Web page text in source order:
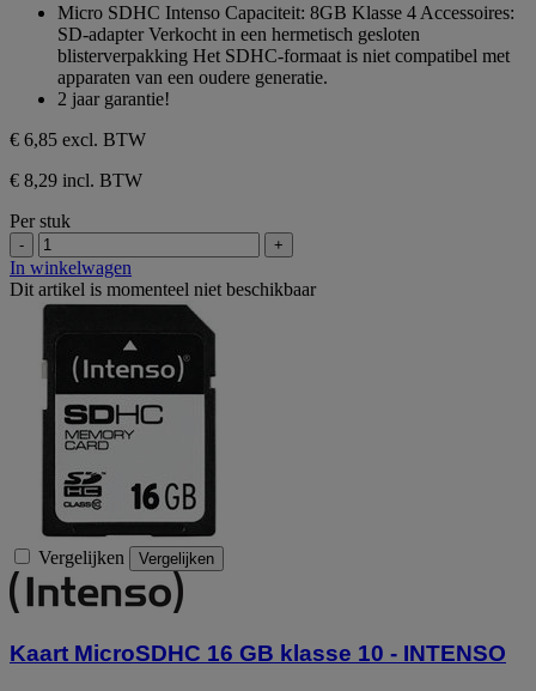
sterren.
Micro SDHC Intenso Capaciteit: 8GB Klasse 4 Accessoires:
SD-adapter Verkocht in een hermetisch gesloten
blisterverpakking Het SDHC-formaat is niet compatibel met
apparaten van een oudere generatie.
2 jaar garantie!
€ 6,85 excl. BTW
€ 8,29 incl. BTW
Per stuk
- +
In winkelwagen
Dit artikel is momenteel niet beschikbaar
Vergelijken Vergelijken
Kaart MicroSDHC 16 GB klasse 10 - INTENSO